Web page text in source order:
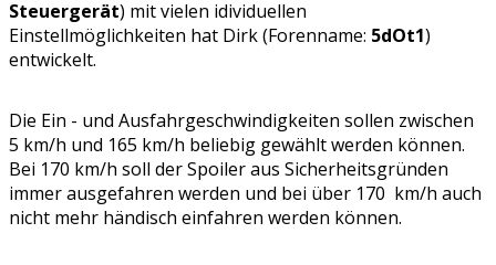
Steuergerät) mit vielen idividuellen
Einstellmöglichkeiten hat Dirk (Forenname: 5dOt1)
entwickelt.
Die Ein - und Ausfahrgeschwindigkeiten sollen zwischen
5 km/h und 165 km/h beliebig gewählt werden können.
Bei 170 km/h soll der Spoiler aus Sicherheitsgründen
immer ausgefahren werden und bei über 170 km/h auch
nicht mehr händisch einfahren werden können.